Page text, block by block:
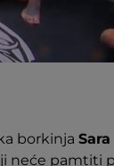
borkinja
neće pamtiti